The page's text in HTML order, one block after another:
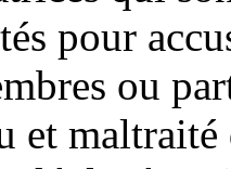
pour
ou
et